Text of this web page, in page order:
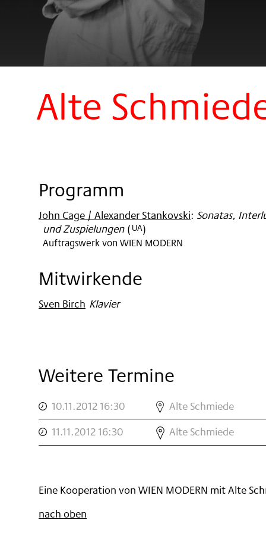
Alte
Programm
John Cage / Alexander Stankovski: Sonatas,
und Zuspielungen (UA)
Auftragswerk von WIEN MODERN
Mitwirkende
Sven Birch: Klavier
Weitere Termine
10.11.2012 16:30
,
ALTE
SCHMIEDE
II
,
Alte Schmiede
11.11.2012 16:30
,
ALTE
SCHMIEDE
Alte Schmiede
Eine Kooperation von WIEN MODERN mit Alte
nach oben